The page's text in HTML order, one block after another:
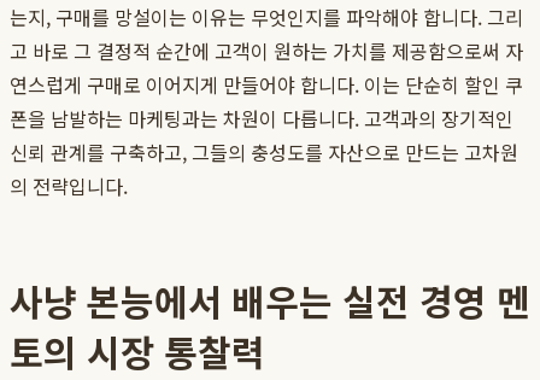
는지, 구매를 망설이는 이유는 무엇인지를 파악해야 합니다. 그리
고 바로 그 결정적 순간에 고객이 원하는 가치를 제공함으로써 자
연스럽게 구매로 이어지게 만들어야 합니다. 이는 단순히 할인 쿠
폰을 남발하는 마케팅과는 차원이 다릅니다. 고객과의 장기적인
신뢰 관계를 구축하고, 그들의 충성도를 자산으로 만드는 고차원
의 전략입니다.
사냥 본능에서 배우는 실전 경영 멘
토의 시장 통찰력